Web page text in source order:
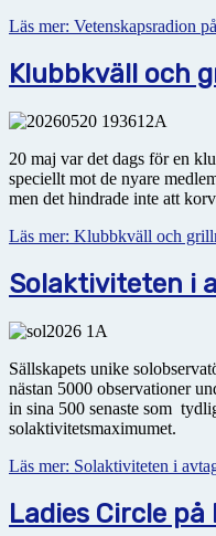
Läs mer: Vetenskapsradion
Klubbkväll och
20 maj var det dags för en
speciellt mot de nyare
men det hindrade inte att
Läs mer: Klubbkväll och
Solaktiviteten i
Sällskapets unike
nästan 5000 observationer
in sina 500 senaste som
solaktivitetsmaximumet.
Läs mer: Solaktiviteten i
Ladies Circle på